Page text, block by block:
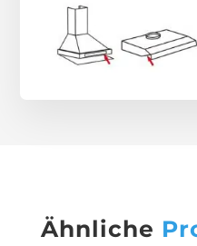
Ähnliche